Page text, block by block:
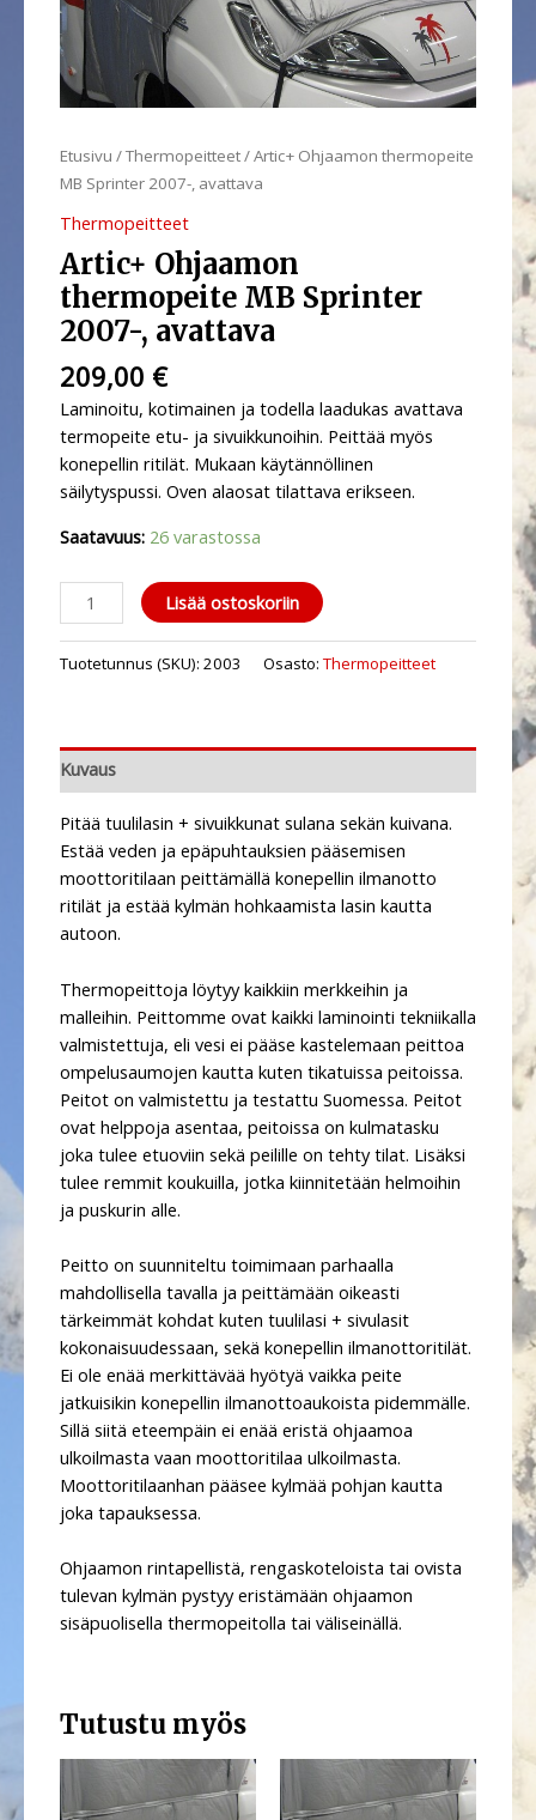
Etusivu /Thermopeitteet/ Artic+ Ohjaamon thermopeite
MB Sprinter 2007-, avattava
Thermopeitteet
Artic+ Ohjaamon
thermopeite MB Sprinter
2007-, avattava
209,00 €
Laminoitu, kotimainen ja todella laadukas avattava
termopeite etu- ja sivuikkunoihin. Peittää myös
konepellin ritilät. Mukaan käytännöllinen
säilytyspussi. Oven alaosat tilattava erikseen.
Saatavuus: 26 varastossa
Lisää ostoskoriin
Tuotetunnus (SKU): 2003 Osasto: Thermopeitteet
Kuvaus
Pitää tuulilasin + sivuikkunat sulana sekän kuivana.
Estää veden ja epäpuhtauksien pääsemisen
moottoritilaan peittämällä konepellin ilmanotto
ritilät ja estää kylmän hohkaamista lasin kautta
autoon.
Thermopeittoja löytyy kaikkiin merkkeihin ja
malleihin. Peittomme ovat kaikki laminointi tekniikalla
valmistettuja, eli vesi ei pääse kastelemaan peittoa
ompelusaumojen kautta kuten tikatuissa peitoissa.
Peitot on valmistettu ja testattu Suomessa. Peitot
ovat helppoja asentaa, peitoissa on kulmatasku
joka tulee etuoviin sekä peilille on tehty tilat. Lisäksi
tulee remmit koukuilla, jotka kiinnitetään helmoihin
ja puskurin alle.
Peitto on suunniteltu toimimaan parhaalla
mahdollisella tavalla ja peittämään oikeasti
tärkeimmät kohdat kuten tuulilasi + sivulasit
kokonaisuudessaan, sekä konepellin ilmanottoritilät.
Ei ole enää merkittävää hyötyä vaikka peite
jatkuisikin konepellin ilmanottoaukoista pidemmälle.
Sillä siitä eteempäin ei enää eristä ohjaamoa
ulkoilmasta vaan moottoritilaa ulkoilmasta.
Moottoritilaanhan pääsee kylmää pohjan kautta
joka tapauksessa.
Ohjaamon rintapellistä, rengaskoteloista tai ovista
tulevan kylmän pystyy eristämään ohjaamon
sisäpuolisella thermopeitolla tai väliseinällä.
Tutustu myös